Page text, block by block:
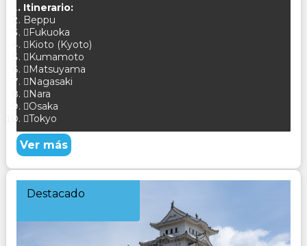
Itinerario:
Beppu
Fukuoka
Kioto (Kyoto)
Kumamoto
Matsuyama
Nagasaki
Nara
Osaka
Tokyo
Ver más
Destacado